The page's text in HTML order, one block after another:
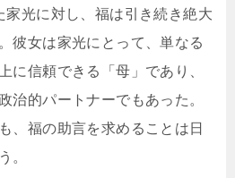
家光に対し、福は引き続き絶大
彼女は家光にとって、単なる
に信頼できる「母」であり、
治的パートナーでもあった。
、福の助言を求めることは日
。